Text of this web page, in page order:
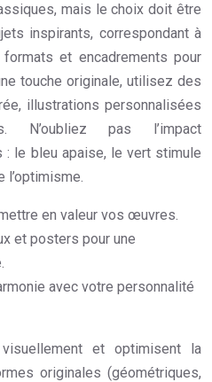
mais le choix doit être
inspirants, correspondant à
et encadrements pour
touche originale, utilisez des
illustrations personnalisées
N’oubliez pas l’impact
le bleu apaise, le vert stimule
l’optimisme.
en valeur vos œuvres.
et posters pour une
avec votre personnalité
et optimisent la
originales (géométriques,